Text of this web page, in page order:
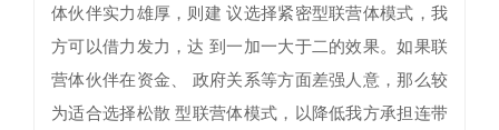
体伙伴实力雄厚，则建 议选择紧密型联营体模式，我
方可以借力发力，达 到一加一大于二的效果。如果联
营体伙伴在资金、 政府关系等方面差强人意，那么较
为适合选择松散 型联营体模式，以降低我方承担连带